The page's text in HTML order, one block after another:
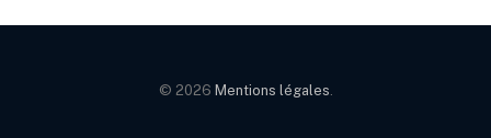
© 2026 Mentions légales